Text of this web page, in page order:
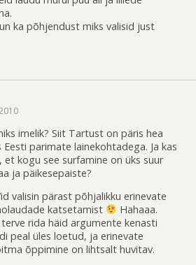
ka põhjendust miks valisid just
imelik? Siit Tartust on päris hea
Eesti parimate lainekohtadega. Ja kas
et kogu see surfamine on üks suur
ja päikesepaiste?
valisin pärast põhjalikku erinevate
katsetamist
Hahaaa.
rida häid argumente kenasti
peal üles loetud, ja erinevate
õppimine on lihtsalt huvitav.